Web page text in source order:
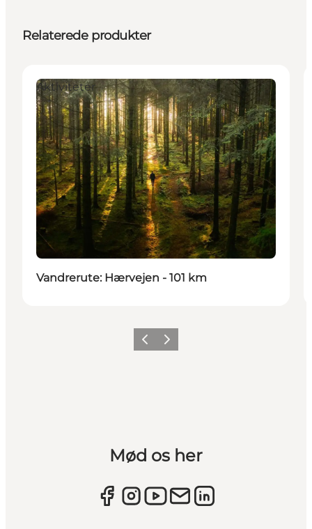
Relaterede produkter
Aktiviteter
Vandrerute: Hærvejen - 101 km
ForrigeNæste
Mød os her